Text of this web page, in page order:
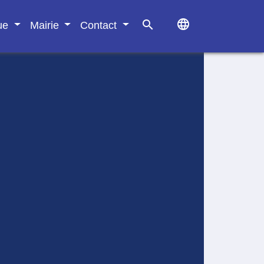
Mairie Contact search language